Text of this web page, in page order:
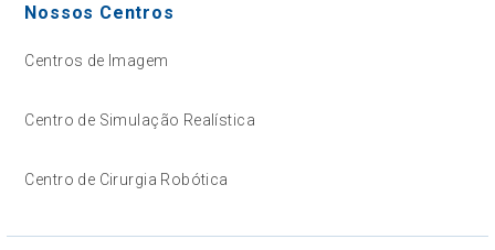
Nossos Centros
Centros de Imagem
Centro de Simulação Realística
Centro de Cirurgia Robótica